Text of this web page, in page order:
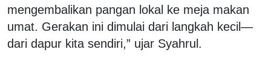
mengembalikan pangan lokal ke meja makan
umat. Gerakan ini dimulai dari langkah kecil—
dari dapur kita sendiri,” ujar Syahrul.